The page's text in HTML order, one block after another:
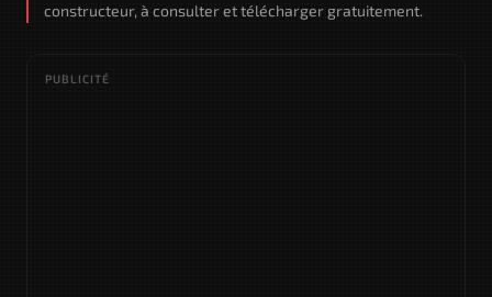
constructeur, à consulter et télécharger gratuitement.
PUBLICITÉ